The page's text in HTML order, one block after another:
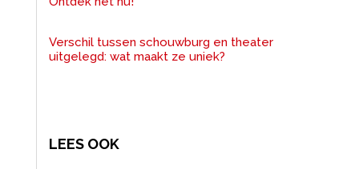
Verschil tussen schouwburg en theater
uitgelegd: wat maakt ze uniek?
LEES OOK